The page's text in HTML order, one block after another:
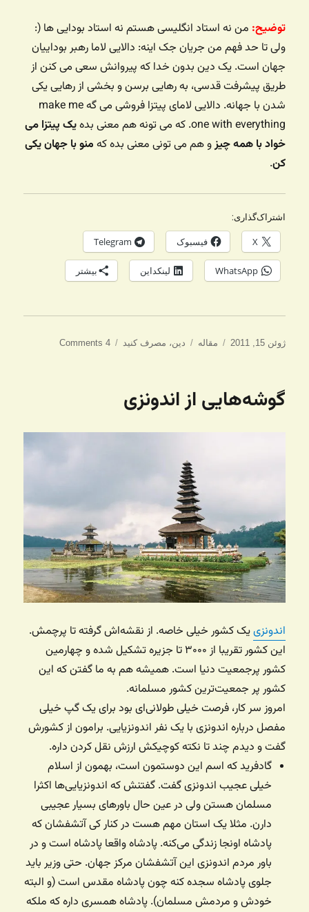
توضیح: من نه استاد انگلیسی هستم نه استاد بودایی ها (:
ولی تا حد فهم من جریان جک اینه: دالایی لاما رهبر بوداییان
جهان است. یک دین بدون خدا که پیروانش سعی می کنن از
طریق پیشرفت قدسی، به رهایی برسن و بخشی از رهایی یکی
شدن با جهانه. دالایی لامای پیتزا فروشی می گه make me
one with everything. که می تونه هم معنی بده
یک پیتزا می
خواد با همه چیزو هم می تونی معنی بده که منو با جهان یکی
کن.
اشتراک‌گذاری:
X فیسبوک Telegram
WhatsApp لینکداین بیشتر
ارسال
ژوئن 15, 2011 دسته‌ها
مقاله برچسب‌ها
دین، مصرف کنید 4 Comments
گوشه‌هایی از اندونزی
اندونزییک کشور خیلی خاصه. از نقشه‌اش گرفته تا پرچمش.
این کشور تقریبا از ۳۰۰۰ تا جزیره تشکیل شده و چهارمین
کشور پرجمعیت دنیا است. همیشه هم به ما گفتن که این
کشور پر جمعیت‌ترین کشور مسلمانه.
امروز سر کار، فرصت خیلی طولانی‌ای بود برای یک گپ خیلی
مفصل درباره اندونزی با یک نفر اندونزیایی. برامون از کشورش
گفت و دیدم چند تا نکته کوچیکش ارزش نقل کردن داره.
گادفرید که اسم این دوستمون است، بهمون از اسلام
خیلی عجیب اندونزی گفت. گفتنش که اندونزیایی‌ها اکثرا
مسلمان هستن ولی در عین حال باورهای بسیار عجیبی
دارن. مثلا یک استان مهم هست در کنار کی آتشفشان که
پادشاه اونجا زندگی می‌کنه. پادشاه واقعا پادشاه است و در
باور مردم اندونزی این آتشفشان مرکز جهان. حتی وزیر باید
جلوی پادشاه سجده کنه چون پادشاه مقدس است (و البته
خودش و مردمش مسلمان). پادشاه همسری داره که ملکه